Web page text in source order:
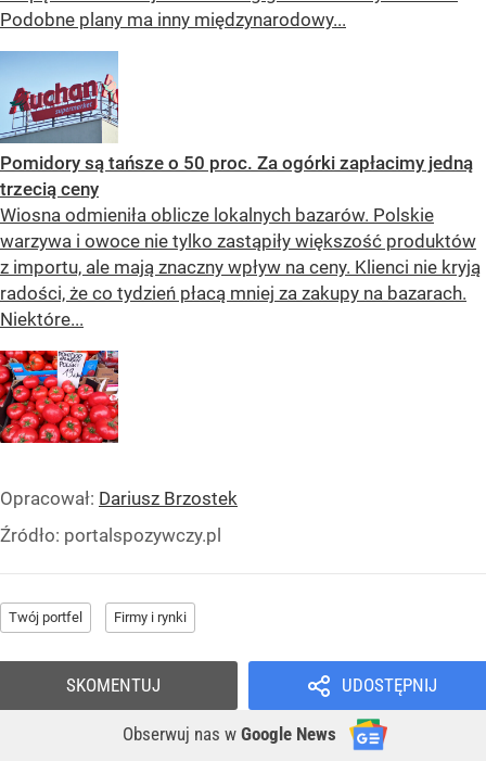
Podobne plany ma inny międzynarodowy...
Pomidory są tańsze o 50 proc. Za ogórki zapłacimy jedną
trzecią ceny
Wiosna odmieniła oblicze lokalnych bazarów. Polskie
warzywa i owoce nie tylko zastąpiły większość produktów
z importu, ale mają znaczny wpływ na ceny. Klienci nie kryją
radości, że co tydzień płacą mniej za zakupy na bazarach.
Niektóre...
Opracował: Dariusz Brzostek
Źródło: portalspozywczy.pl
Twój portfel Firmy i rynki
UDOSTĘPNIJ
Obserwuj nas w Google News
SKOMENTUJ